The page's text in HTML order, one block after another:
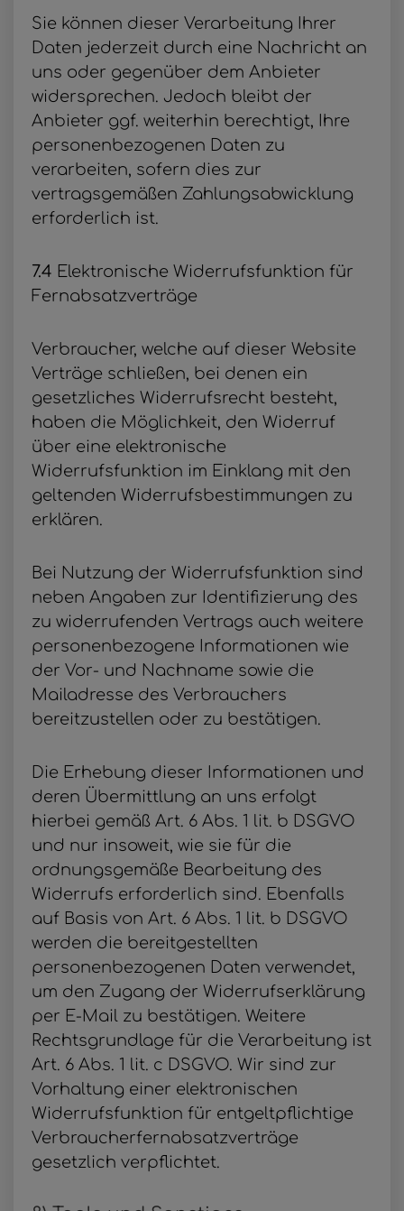
Sie können dieser Verarbeitung Ihrer
Daten jederzeit durch eine Nachricht an
uns oder gegenüber dem Anbieter
widersprechen. Jedoch bleibt der
Anbieter ggf. weiterhin berechtigt, Ihre
personenbezogenen Daten zu
verarbeiten, sofern dies zur
vertragsgemäßen Zahlungsabwicklung
erforderlich ist.
7.4 Elektronische Widerrufsfunktion für
Fernabsatzverträge
Verbraucher, welche auf dieser Website
Verträge schließen, bei denen ein
gesetzliches Widerrufsrecht besteht,
haben die Möglichkeit, den Widerruf
über eine elektronische
Widerrufsfunktion im Einklang mit den
geltenden Widerrufsbestimmungen zu
erklären.
Bei Nutzung der Widerrufsfunktion sind
neben Angaben zur Identifizierung des
zu widerrufenden Vertrags auch weitere
personenbezogene Informationen wie
der Vor- und Nachname sowie die
Mailadresse des Verbrauchers
bereitzustellen oder zu bestätigen.
Die Erhebung dieser Informationen und
deren Übermittlung an uns erfolgt
hierbei gemäß Art. 6 Abs. 1 lit. b DSGVO
und nur insoweit, wie sie für die
ordnungsgemäße Bearbeitung des
Widerrufs erforderlich sind. Ebenfalls
auf Basis von Art. 6 Abs. 1 lit. b DSGVO
werden die bereitgestellten
personenbezogenen Daten verwendet,
um den Zugang der Widerrufserklärung
per E-Mail zu bestätigen. Weitere
Rechtsgrundlage für die Verarbeitung ist
Art. 6 Abs. 1 lit. c DSGVO. Wir sind zur
Vorhaltung einer elektronischen
Widerrufsfunktion für entgeltpflichtige
Verbraucherfernabsatzverträge
gesetzlich verpflichtet.